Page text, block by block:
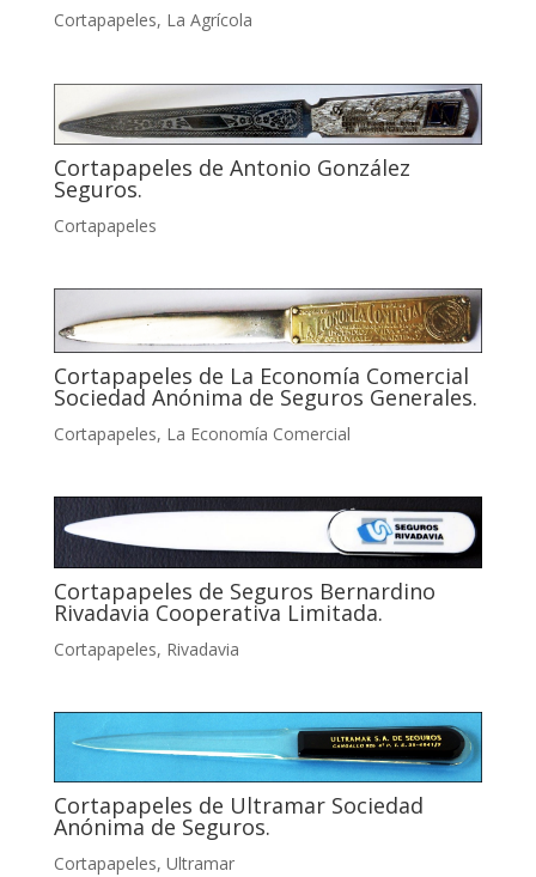
Cortapapeles, La Agrícola
Cortapapeles de Antonio González
Seguros.
Cortapapeles
Cortapapeles de La Economía Comercial
Sociedad Anónima de Seguros Generales.
Cortapapeles, La Economía Comercial
Cortapapeles de Seguros Bernardino
Rivadavia Cooperativa Limitada.
Cortapapeles, Rivadavia
Cortapapeles de Ultramar Sociedad
Anónima de Seguros.
Cortapapeles, Ultramar